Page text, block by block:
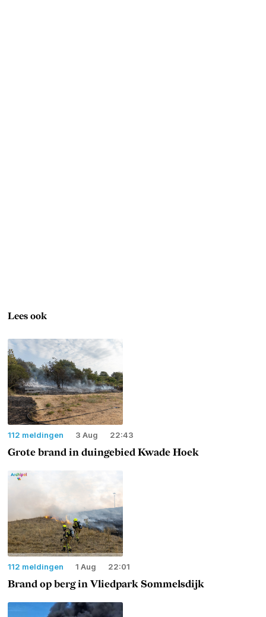
Lees ook
112 meldingen 3 Aug 22:43
Grote brand in duingebied Kwade Hoek
112 meldingen 1 Aug 22:01
Brand op berg in Vliedpark Sommelsdijk